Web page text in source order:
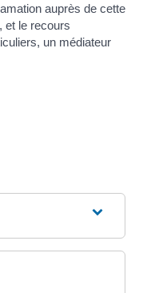
auprès de cette
et le recours
un médiateur